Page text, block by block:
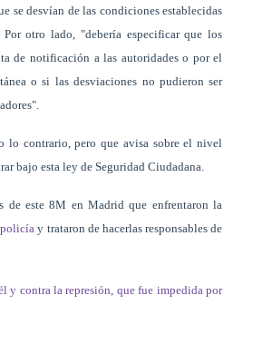
se desvían de las condiciones establecidas
otro lado, "debería especificar que los
de notificación a las autoridades o por el
o si las desviaciones no pudieron ser
lo contrario, pero que avisa sobre el nivel
bajo esta ley de Seguridad Ciudadana.
de este 8M en Madrid que enfrentaron la
policía y trataron de hacerlas responsables de
y contra la represión, que fue impedida por